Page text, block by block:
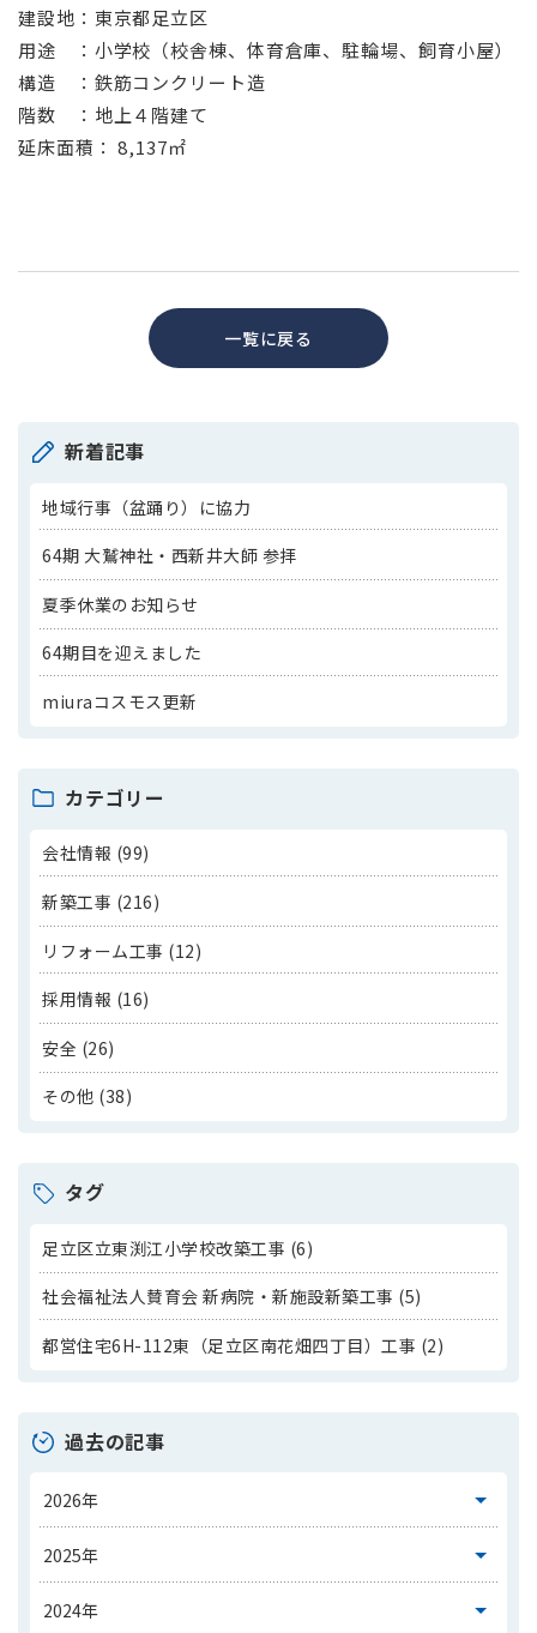
建設地：東京都足立区
用途 ：小学校（校舎棟、体育倉庫、駐輪場、飼育小屋）
構造 ：鉄筋コンクリート造
階数 ：地上４階建て
延床面積： 8,137㎡
一覧に戻る
新着記事
地域行事（盆踊り）に協力
64期 大鷲神社・西新井大師 参拝
夏季休業のお知らせ
64期目を迎えました
miuraコスモス更新
カテゴリー
会社情報 (99)
新築工事 (216)
リフォーム工事 (12)
採用情報 (16)
安全 (26)
その他 (38)
タグ
足立区立東渕江小学校改築工事 (6)
社会福祉法人賛育会 新病院・新施設新築工事 (5)
都営住宅6H-112東（足立区南花畑四丁目）工事 (2)
過去の記事